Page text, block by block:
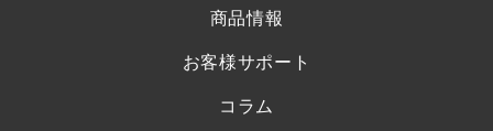
商品情報
お客様サポート
コラム